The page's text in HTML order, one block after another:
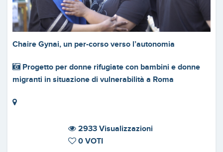
Chaire Gynai, un per-corso verso l’autonomia
Progetto per donne rifugiate con bambini e donne
migranti in situazione di vulnerabilità a Roma
2933 Visualizzazioni
0 VOTI